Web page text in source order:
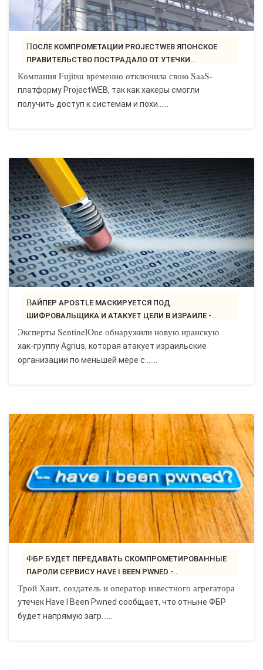
ПОСЛЕ КОМПРОМЕТАЦИИ PROJECTWEB ЯПОНСКОЕ
ПРАВИТЕЛЬСТВО ПОСТРАДАЛО ОТ УТЕЧКИ..
Компания Fujitsu временно отключила свою SaaS-
платформу ProjectWEB, так как хакеры смогли
получить доступ к системам и похи…...
ВАЙПЕР APOSTLE МАСКИРУЕТСЯ ПОД
ШИФРОВАЛЬЩИКА И АТАКУЕТ ЦЕЛИ В ИЗРАИЛЕ -..
Эксперты SentinelOne обнаружили новую иранскую
хак-группу Agrius, которая атакует израильские
организации по меньшей мере с …...
ФБР БУДЕТ ПЕРЕДАВАТЬ СКОМПРОМЕТИРОВАННЫЕ
ПАРОЛИ СЕРВИСУ HAVE I BEEN PWNED -..
Трой Хант, создатель и оператор известного агрегатора
утечек Have I Been Pwned сообщает, что отныне ФБР
будет напрямую загр…...